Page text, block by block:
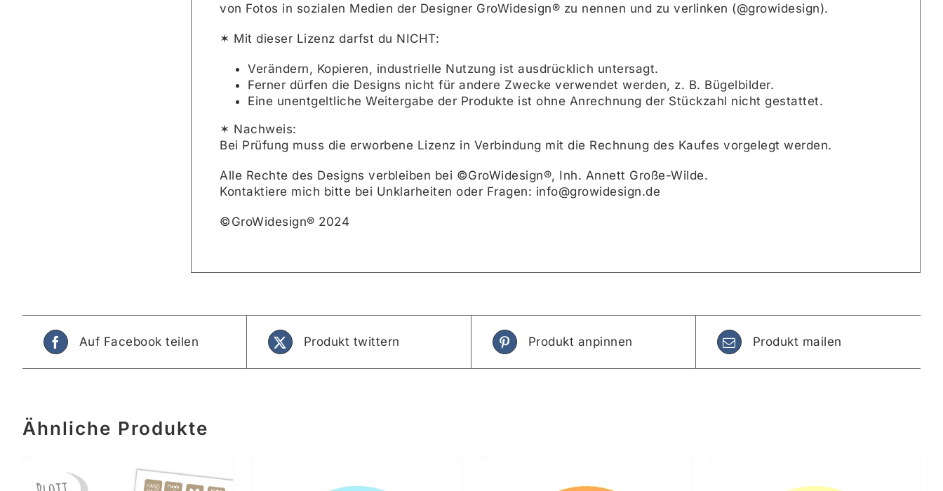
von Fotos in sozialen Medien der Designer GroWidesign® zu nennen und zu verlinken (@growidesign).
✶ Mit dieser Lizenz darfst du NICHT:
Verändern, Kopieren, industrielle Nutzung ist ausdrücklich untersagt.
Ferner dürfen die Designs nicht für andere Zwecke verwendet werden, z. B. Bügelbilder.
Eine unentgeltliche Weitergabe der Produkte ist ohne Anrechnung der Stückzahl nicht gestattet.
✶ Nachweis:
Bei Prüfung muss die erworbene Lizenz in Verbindung mit die Rechnung des Kaufes vorgelegt werden.
Alle Rechte des Designs verbleiben bei ©GroWidesign®, Inh. Annett Große-Wilde.
Kontaktiere mich bitte bei Unklarheiten oder Fragen: info@growidesign.de
©GroWidesign® 2024
Auf Facebook teilen Produkt twittern Produkt anpinnen Produkt mailen
Ähnliche Produkte